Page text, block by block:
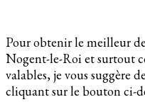
Pour obtenir le meilleur
Nogent-le-Roi et surtout
valables, je vous suggère
cliquant sur le bouton ci-